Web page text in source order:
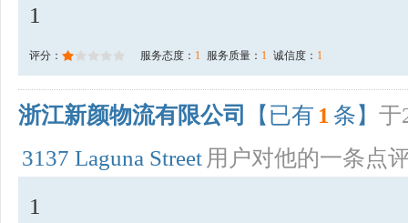
1
评分： 服务态度： 1 服务质量： 1 诚信度： 1
浙江新颜物流有限公司 【已有 1 条】 于
3137 Laguna Street 用户对他的一条点
1